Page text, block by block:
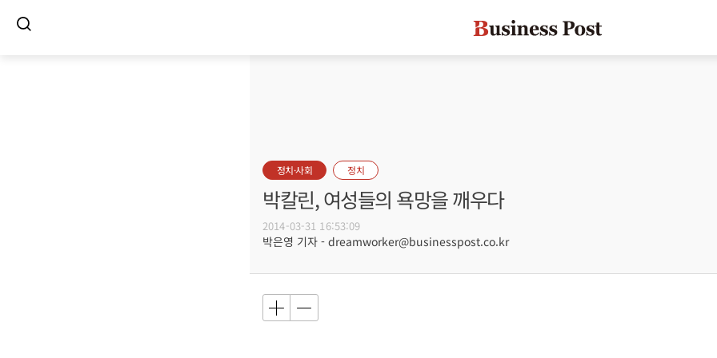
정치·사회 정치
박칼린, 여성들의 욕망을 깨우다
2014-03-31 16:53:09
박은영 기자 - dreamworker@businesspost.co.kr